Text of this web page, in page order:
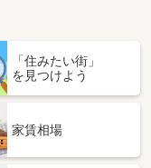
「住みたい街」
を見つけよう
家賃相場